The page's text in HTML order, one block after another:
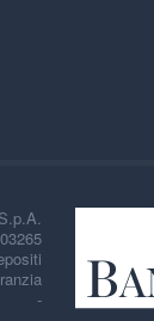
-